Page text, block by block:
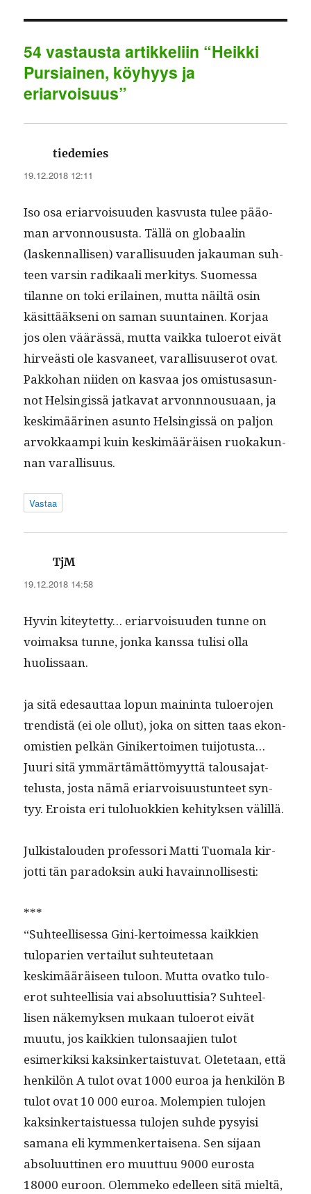
54 vastausta artikkeliin “Heikki
Pursiainen, köyhyys ja
eriarvoisuus”
tiedemies
19.12.2018 12:11
Iso osa eri­ar­voisu­u­den kasvus­ta tulee pääo­
man arvon­nousus­ta. Täl­lä on globaalin
(lasken­nal­lisen) var­al­lisu­u­den jakau­man suh­
teen varsin radikaali merk­i­tys. Suomes­sa
tilanne on toki eri­lainen, mut­ta näiltä osin
käsit­tääk­seni on saman suun­tainen. Kor­jaa
jos olen väärässä, mut­ta vaik­ka tulo­erot eivät
hirveästi ole kas­va­neet, var­al­lisu­userot ovat.
Pakko­han niiden on kas­vaa jos omis­tusasun­
not Helsingis­sä jatka­vat arvonnnousuaan, ja
keskimääri­nen asun­to Helsingis­sä on paljon
arvokkaampi kuin keskimääräisen ruokakun­
nan varallisuus.
Vastaa
TjMsanoo:
19.12.2018 14:58
Hyvin kiteytet­ty… eri­ar­voisu­u­den tunne on
voimak­sa tunne, jon­ka kanssa tulisi olla
huolissaan.
ja sitä edesaut­taa lop­un main­in­ta tulo­ero­jen
trendis­tä (ei ole ollut), joka on sit­ten taas ekon­
o­mistien pelkän Giniker­toimen tui­jo­tus­ta…
Juuri sitä ymmärtämät­tömyyt­tä talousa­jat­
telus­ta, jos­ta nämä eri­ar­voisu­us­tun­teet syn­
tyy. Eroista eri tulolu­okkien kehi­tyk­sen välillä.
Julk­istalouden pro­fes­sori Mat­ti Tuo­ma­la kir­
jot­ti tän paradoksin auki havainnollisesti:
***
“Suh­teel­lises­sa Gini-ker­toimes­sa kaikkien
tuloparien ver­tailut suh­teutetaan
keskimääräiseen tuloon. Mut­ta ovatko tulo­
erot suh­teel­lisia vai absolu­ut­tisia? Suh­teel­
lisen näke­myk­sen mukaan tulo­erot eivät
muu­tu, jos kaikkien tulon­saa­jien tulot
esimerkik­si kaksinker­tais­tu­vat. Olete­taan, että
henkilön A tulot ovat 1000 euroa ja henkilön B
tulot ovat 10 000 euroa. Molem­pi­en tulo­jen
kaksinker­taistues­sa tulo­jen suhde pysy­isi
samana eli kym­menker­taise­na. Sen sijaan
absolu­ut­ti­nen ero muut­tuu 9000 eurosta
18000 euroon. Olem­meko edelleen sitä mieltä,